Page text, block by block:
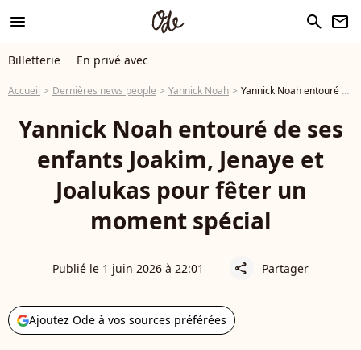
menu search newsletter
Billetterie En privé avec
Accueil Dernières news people Yannick Noah Yannick Noah entouré de ses enfants Joakim, Jenaye et Joalukas pour fêter un moment spécial
Yannick Noah entouré de ses
enfants Joakim, Jenaye et
Joalukas pour fêter un
moment spécial
Publié le 1 juin 2026 à 22:01 share Partager
Ajoutez Ode à vos sources préférées